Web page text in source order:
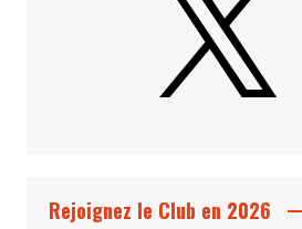
Rejoignez le Club en 2026